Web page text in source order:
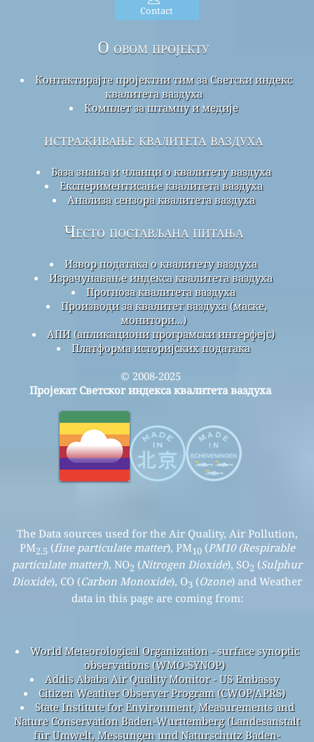
Contact
О овом пројекту
Контактирајте пројектни тим за Светски индекс
квалитета ваздуха
Комплет за штампу и медије
истраживање квалитета ваздуха
База знања и чланци о квалитету ваздуха
Експериментисање квалитета ваздуха
Анализа сензора квалитета ваздуха
Често постављана питања
Извор података о квалитету ваздуха
Израчунавање индекса квалитета ваздуха
Прогноза квалитета ваздуха
Производи за квалитет ваздуха (маске,
монитори...)
АПИ (апликациони програмски интерфејс)
Платформа историјских података
© 2008-2025
Пројекат Светског индекса квалитета ваздуха
The Data sources used for the Air Quality, Air Pollution,
PM2.5 (fine particulate matter), PM10(PM10 (Respirable
particulate matter)), NO2 (Nitrogen Dioxide), SO2 (Sulphur
Dioxide), CO (Carbon Monoxide), O3 (Ozone) and Weather
data in this page are coming from:
World Meteorological Organization - surface synoptic
observations (WMO-SYNOP)
Addis Ababa Air Quality Monitor - US Embassy
Citizen Weather Observer Program (CWOP/APRS)
State Institute for Environment, Measurements and
Nature Conservation Baden-Wurttemberg (Landesanstalt
für Umwelt, Messungen und Naturschutz Baden-